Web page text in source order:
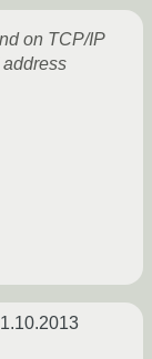
on TCP/IP